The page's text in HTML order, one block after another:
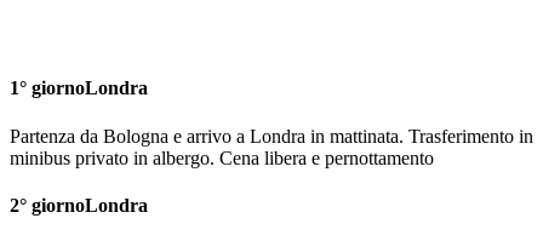
1° giornoLondra
Partenza da Bologna e arrivo a Londra in mattinata. Trasferimento in
minibus privato in albergo. Cena libera e pernottamento
2° giornoLondra